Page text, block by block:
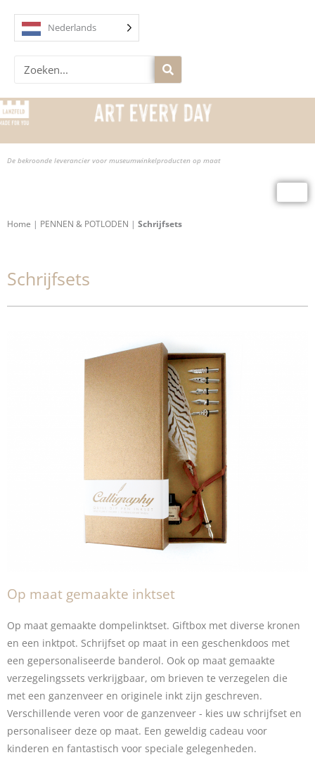
inhoud
Nederlands
Zoek
De bekroonde leverancier voor museumwinkelproducten op maat
Home | PENNEN & POTLODEN | Schrijfsets
Schrijfsets
Op maat gemaakte inktset
Op maat gemaakte dompelinktset. Giftbox met diverse kronen
en een inktpot. Schrijfset op maat in een geschenkdoos met
een gepersonaliseerde banderol. Ook op maat gemaakte
verzegelingssets verkrijgbaar, om brieven te verzegelen die
met een ganzenveer en originele inkt zijn geschreven.
Verschillende veren voor de ganzenveer - kies uw schrijfset en
personaliseer deze op maat. Een geweldig cadeau voor
kinderen en fantastisch voor speciale gelegenheden.